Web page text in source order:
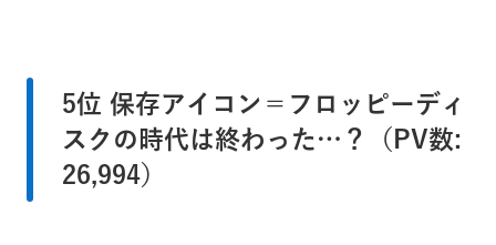
5位 保存アイコン＝フロッピーディ
スクの時代は終わった…？（PV数:
26,994）